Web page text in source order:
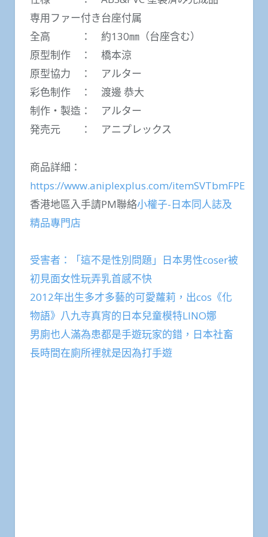
専用ファー付き台座付属
全高 ： 約130㎜（台座含む）
原型制作 ： 橋本涼
原型協力 ： アルター
彩色制作 ： 渡邊 恭大
制作・製造： アルター
発売元 ： アニプレックス
商品詳細：
https://www.aniplexplus.com/itemSVTbmFPE
香港地區入手請PM聯絡小權子-日本同人誌及
精品專門店
受害者：「這不是性別問題」日本男性coser被
初見面女性玩弄乳首感不快
2012年出生多才多藝的可愛蘿莉，出cos《化
物語》八九寺真宵的日本兒童模特LINO娜
男廁也人滿為患都是手遊玩家的錯，日本社畜
長時間在廁所裡就是因為打手遊